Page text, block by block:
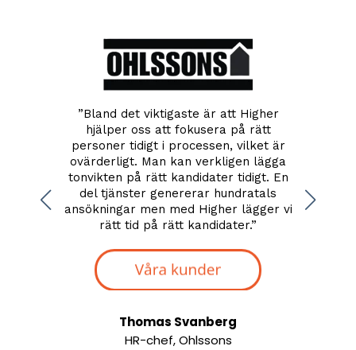
”Bland det viktigaste är att Higher
hjälper oss att fokusera på rätt
personer tidigt i processen, vilket är
ovärderligt. Man kan verkligen lägga
tonvikten på rätt kandidater tidigt. En
del tjänster genererar hundratals
ansökningar men med Higher lägger vi
rätt tid på rätt kandidater.”
Thomas Svanberg
HR-chef, Ohlssons